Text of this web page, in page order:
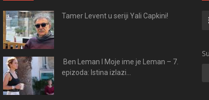
Tamer Levent u seriji Yali Capkini!
Ben Leman I Moje ime je Leman – 7.
epizoda: Istina izlazi...